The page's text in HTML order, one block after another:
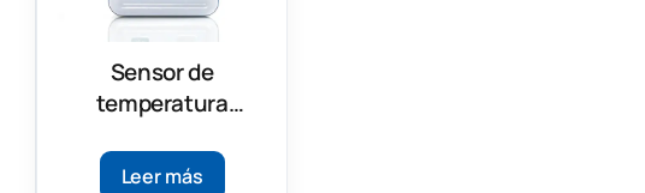
Sensor de
temperatura
SPY U
Leer más